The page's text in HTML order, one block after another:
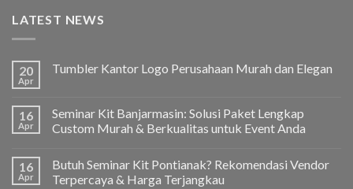
LATEST NEWS
20
Apr
Tumbler Kantor Logo Perusahaan Murah dan Elegan
16
Apr
Seminar Kit Banjarmasin: Solusi Paket Lengkap
Custom Murah & Berkualitas untuk Event Anda
16
Apr
Butuh Seminar Kit Pontianak? Rekomendasi Vendor
Terpercaya & Harga Terjangkau